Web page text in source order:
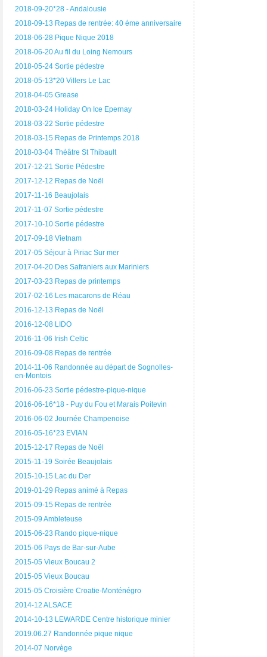
2018-09-20*28 - Andalousie
2018-09-13 Repas de rentrée: 40 éme anniversaire
2018-06-28 Pique Nique 2018
2018-06-20 Au fil du Loing Nemours
2018-05-24 Sortie pédestre
2018-05-13*20 Villers Le Lac
2018-04-05 Grease
2018-03-24 Holiday On Ice Epernay
2018-03-22 Sortie pédestre
2018-03-15 Repas de Printemps 2018
2018-03-04 Théâtre St Thibault
2017-12-21 Sortie Pédestre
2017-12-12 Repas de Noël
2017-11-16 Beaujolais
2017-11-07 Sortie pédestre
2017-10-10 Sortie pédestre
2017-09-18 Vietnam
2017-05 Séjour à Piriac Sur mer
2017-04-20 Des Safraniers aux Mariniers
2017-03-23 Repas de printemps
2017-02-16 Les macarons de Réau
2016-12-13 Repas de Noël
2016-12-08 LIDO
2016-11-06 Irish Celtic
2016-09-08 Repas de rentrée
2014-11-06 Randonnée au départ de Sognolles-
en-Montois
2016-06-23 Sortie pédestre-pique-nique
2016-06-16*18 - Puy du Fou et Marais Poitevin
2016-06-02 Journée Champenoise
2016-05-16*23 EVIAN
2015-12-17 Repas de Noël
2015-11-19 Soirée Beaujolais
2015-10-15 Lac du Der
2019-01-29 Repas animé à Repas
2015-09-15 Repas de rentrée
2015-09 Ambleteuse
2015-06-23 Rando pique-nique
2015-06 Pays de Bar-sur-Aube
2015-05 Vieux Boucau 2
2015-05 Vieux Boucau
2015-05 Croisière Croatie-Monténégro
2014-12 ALSACE
2014-10-13 LEWARDE Centre historique minier
2019.06.27 Randonnée pique nique
2014-07 Norvège